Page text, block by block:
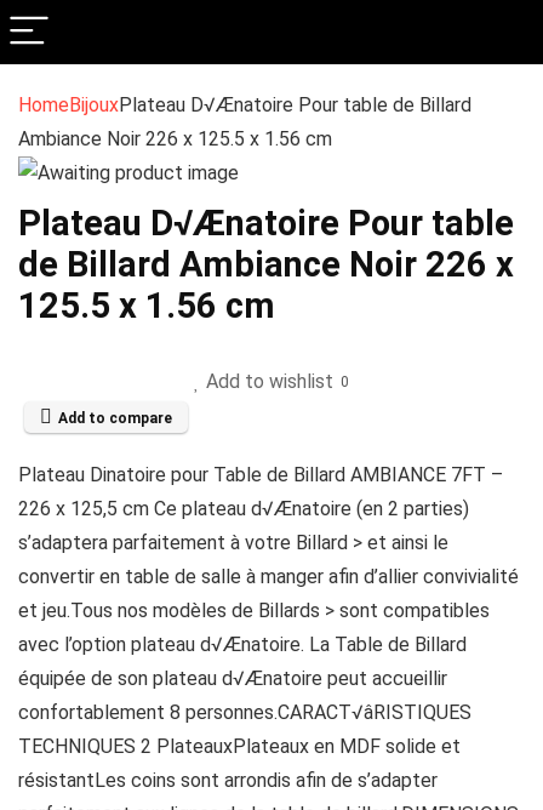
HomeBijouxPlateau D√Ænatoire Pour table de Billard
Ambiance Noir 226 x 125.5 x 1.56 cm
Plateau D√Ænatoire Pour table
de Billard Ambiance Noir 226 x
125.5 x 1.56 cm
Add to wishlist 0
Add to compare
Plateau Dinatoire pour Table de Billard AMBIANCE 7FT –
226 x 125,5 cm Ce plateau d√Ænatoire (en 2 parties)
s’adaptera parfaitement à votre Billard > et ainsi le
convertir en table de salle à manger afin d’allier convivialité
et jeu.Tous nos modèles de Billards > sont compatibles
avec l’option plateau d√Ænatoire. La Table de Billard
équipée de son plateau d√Ænatoire peut accueillir
confortablement 8 personnes.CARACT√âRISTIQUES
TECHNIQUES 2 PlateauxPlateaux en MDF solide et
résistantLes coins sont arrondis afin de s’adapter